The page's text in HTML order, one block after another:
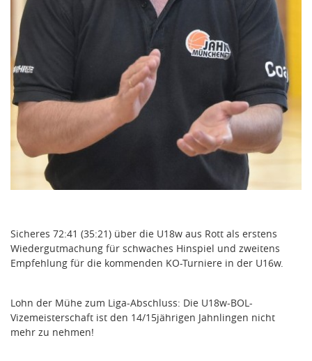
Sicheres 72:41 (35:21) über die U18w aus Rott als erstens
Wiedergutmachung für schwaches Hinspiel und zweitens
Empfehlung für die kommenden KO-Turniere in der U16w.
Lohn der Mühe zum Liga-Abschluss: Die U18w-BOL-
Vizemeisterschaft ist den 14/15jährigen Jahnlingen nicht
mehr zu nehmen!